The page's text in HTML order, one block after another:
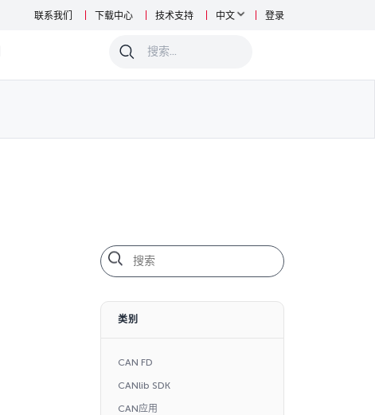
联系我们 下载中心 技术支持 中文 登录
0
类别
CAN FD
CANlib SDK
CAN应用